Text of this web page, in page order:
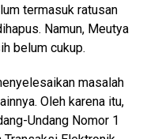
termasuk ratusan
Namun, Meutya
belum cukup.
masalah
Oleh karena itu,
Undang Nomor 1